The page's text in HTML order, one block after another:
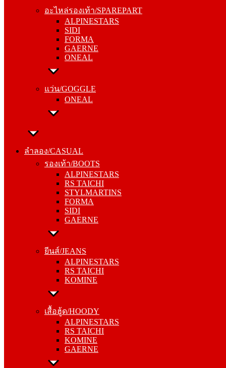
อะไหล่รองเท้า/SPAREPART
ALPINESTARS
SIDI
FORMA
GAERNE
ONEAL
แว่น/GOGGLE
ONEAL
ลำลอง/CASUAL
รองเท้า/BOOTS
ALPINESTARS
RS TAICHI
STYLMARTINS
FORMA
SIDI
GAERNE
ยีนส์/JEANS
ALPINESTARS
RS TAICHI
KOMINE
เสื้อฮู้ด/HOODY
ALPINESTARS
RS TAICHI
KOMINE
GAERNE
SIDI
FORMA
GAERNE
ONEAL
แว่น/GOGGLE
ลำลอง/CASUAL
ALPINESTARS
RS TAICHI
STYLMARTINS
FORMA
SIDI
GAERNE
ยีนส์/JEANS
RS TAICHI
KOMINE
เสื้อฮู้ด/HOODY
RS TAICHI
KOMINE
GAERNE
หมวกแก๊ป/CAP